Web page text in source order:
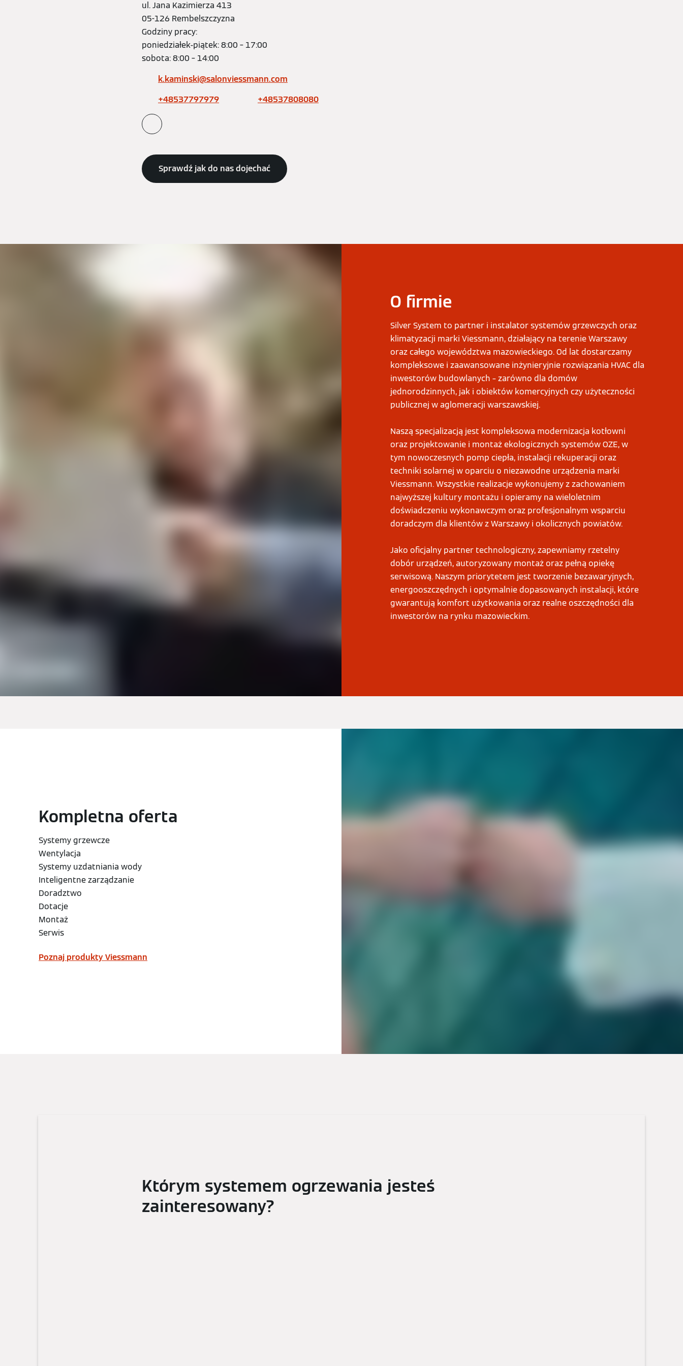
ul. Jana Kazimierza 413
05-126 Rembelszczyzna
Godziny pracy:
poniedziałek-piątek: 8:00 – 17:00
sobota: 8:00 – 14:00
k.kaminski@salonviessmann.com
+48537797979
+48537808080
Sprawdź jak do nas dojechać
O firmie
Silver System to partner i instalator systemów grzewczych oraz
klimatyzacji marki Viessmann, działający na terenie Warszawy
oraz całego województwa mazowieckiego. Od lat dostarczamy
kompleksowe i zaawansowane inżynieryjnie rozwiązania HVAC dla
inwestorów budowlanych – zarówno dla domów
jednorodzinnych, jak i obiektów komercyjnych czy użyteczności
publicznej w aglomeracji warszawskiej.
Naszą specjalizacją jest kompleksowa modernizacja kotłowni
oraz projektowanie i montaż ekologicznych systemów OZE, w
tym nowoczesnych pomp ciepła, instalacji rekuperacji oraz
techniki solarnej w oparciu o niezawodne urządzenia marki
Viessmann. Wszystkie realizacje wykonujemy z zachowaniem
najwyższej kultury montażu i opieramy na wieloletnim
doświadczeniu wykonawczym oraz profesjonalnym wsparciu
doradczym dla klientów z Warszawy i okolicznych powiatów.
Jako oficjalny partner technologiczny, zapewniamy rzetelny
dobór urządzeń, autoryzowany montaż oraz pełną opiekę
serwisową. Naszym priorytetem jest tworzenie bezawaryjnych,
energooszczędnych i optymalnie dopasowanych instalacji, które
gwarantują komfort użytkowania oraz realne oszczędności dla
inwestorów na rynku mazowieckim.
Kompletna oferta
Systemy grzewcze
Wentylacja
Systemy uzdatniania wody
Inteligentne zarządzanie
Doradztwo
Dotacje
Montaż
Serwis
Poznaj produkty Viessmann
Którym systemem ogrzewania jesteś
zainteresowany?